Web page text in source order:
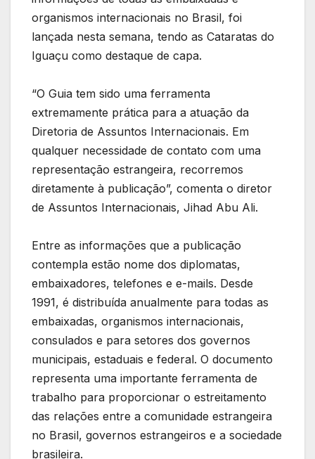
organismos internacionais no Brasil, foi
lançada nesta semana, tendo as Cataratas do
Iguaçu como destaque de capa.
“O Guia tem sido uma ferramenta
extremamente prática para a atuação da
Diretoria de Assuntos Internacionais. Em
qualquer necessidade de contato com uma
representação estrangeira, recorremos
diretamente à publicação”, comenta o diretor
de Assuntos Internacionais, Jihad Abu Ali.
Entre as informações que a publicação
contempla estão nome dos diplomatas,
embaixadores, telefones e e-mails. Desde
1991, é distribuída anualmente para todas as
embaixadas, organismos internacionais,
consulados e para setores dos governos
municipais, estaduais e federal. O documento
representa uma importante ferramenta de
trabalho para proporcionar o estreitamento
das relações entre a comunidade estrangeira
no Brasil, governos estrangeiros e a sociedade
brasileira.